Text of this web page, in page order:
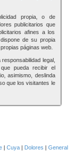
propia, o de
publicitarios que
afines a los
de su propia
páginas web.
legal,
pueda recibir el
asimismo, deslinda
que los visitantes le
| Cuya | Dolores | General